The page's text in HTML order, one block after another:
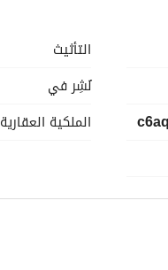
التأثيث
نُشِر في
الملكية العقارية